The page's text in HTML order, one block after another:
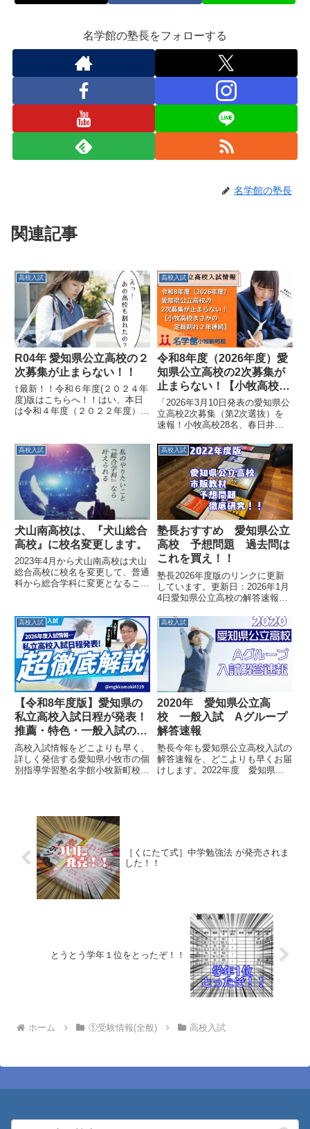
名学館の塾長をフォローする
名学館の塾長
関連記事
高校入試
R04年 愛知県公立高校の２
次募集が止まらない！！
⇧最新！！令和６年度(２０２４年
度)版はこちらへ！！はい、本日
は令和４年度（２０２２年度）
当にお疲れ様でした。当塾も全員
が第一志望全員合格とはいきませ
んでしたが、みんなよくがんば...
高校入試
令和8年度（2026年度）愛
知県公立高校の2次募集が
止まらない！【小牧高校ま
さかの２年連続定員割れ】
「2026年3月10日発表の愛知県公
立高校2次募集（第2次選抜）を
速報！小牧高校28名、春日井東
割れ状況を小牧市の名学館塾長が
徹底分析。3,265名の募集枠と今
後の試験日程・対策を詳しく解説
します 。」
高校入試
犬山南高校は、『犬山総合
高校』に校名変更します。
2023年4月から犬山南高校は犬山
総合高校に校名を変更して、普通
科から総合学科に変更となること
く紹介しています。総合学科に興
味がある人、まだ、何をやりたい
かわからない人は是非読んでくだ
さい。
高校入試
塾長おすすめ 愛知県公立
高校 予想問題 過去問は
これを買え！！
塾長2026年度版のリンクに更新
しています。更新日：2026年1月
4日愛知県公立高校の解答速報を
学館小牧新町校 塾長の吉澤で
す。とりあえず過去問を見たい方
はこちらのブログで確認できます
よ。さて、２年ぶりに愛知の...
高校入試
【令和8年度版】愛知県の
私立高校入試日程が発表！
推薦・特色・一般入試のス
ケジュールまとめ
高校入試情報をどこよりも早く、
詳しく発信する愛知県小牧市の個
別指導学習塾名学館小牧新町校
年度）入試に向けて、愛知県の私
立高等学校の入試日程が発表...
高校入試
2020年 愛知県公立高
校 一般入試 Aグループ
解答速報
塾長今年も愛知県公立高校入試の
解答速報を、どこよりも早くお届
けします。2022年度 愛知県公
［くにたて式］中学勉強法 が発売されま
した！！
とうとう学年１位をとったぞ！！
ホーム ①受験情報(全般) 高校入試